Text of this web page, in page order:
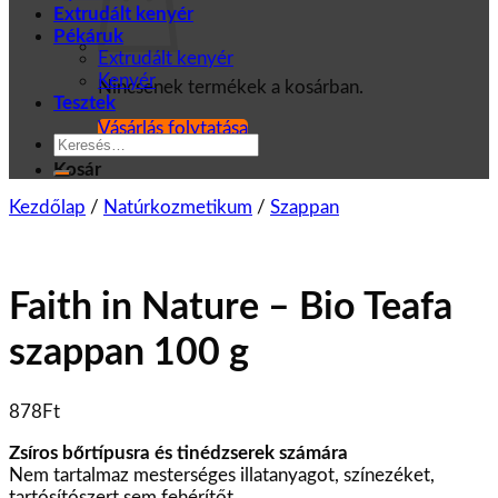
Nincsenek termékek a kosárban.
Vásárlás folytatása
Kosár
Extrudált kenyér
Pékáruk
Extrudált kenyér
Kenyér
Tesztek
Keresés
a
Kezdőlap / Natúrkozmetikum / Szappan
Faith in Nature – Bio Teafa
szappan 100 g
878 Ft
Zsíros bőrtípusra és tinédzserek számára
Nem tartalmaz mesterséges illatanyagot, színezéket,